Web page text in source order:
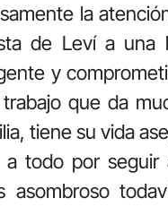
la
de Leví a una
y
que da
tiene su vida
a todo por seguir
asombroso